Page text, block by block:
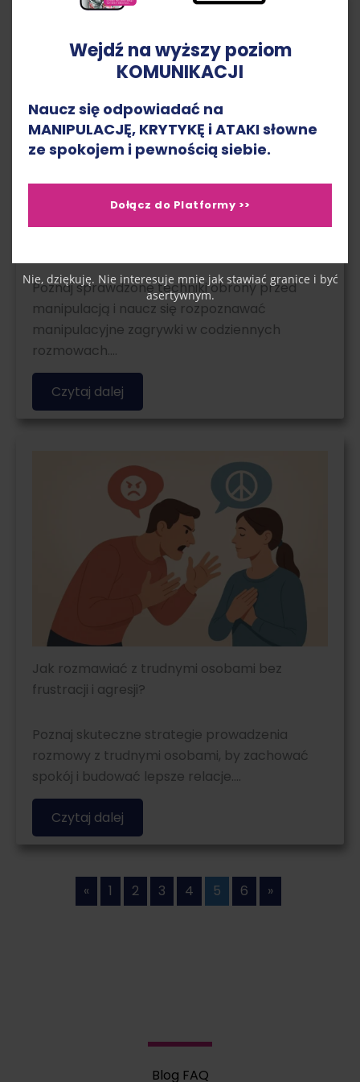
Poznaj sprawdzone techniki obrony przed
manipulacją i naucz się rozpoznawać
manipulacyjne zagrywki w codziennych
rozmowach….
Czytaj dalej
Jak rozmawiać z trudnymi osobami bez
frustracji i agresji?
Poznaj skuteczne strategie prowadzenia
rozmowy z trudnymi osobami, by zachować
spokój i budować lepsze relacje….
Czytaj dalej
« 1 2 3 4 5 6 »
Blog FAQ
Wejdź na wyższy poziom
KOMUNIKACJI
Naucz się odpowiadać na
MANIPULACJĘ, KRYTYKĘ i ATAKI słowne
ze spokojem i pewnością siebie.
Dołącz do Platformy >>
Nie, dziękuję. Nie interesuje mnie jak stawiać granice i być
asertywnym.